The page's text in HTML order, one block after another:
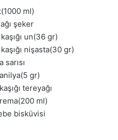
ml)
şeker
un(36 gr)
nişasta(30 gr)
sarısı
gr)
tereyağı
ml)
bisküvisi